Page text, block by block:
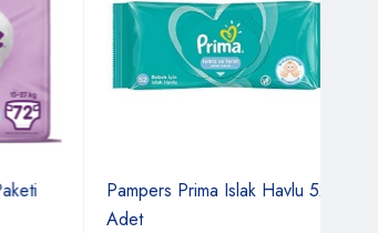
Pampers Prima Islak Havlu 52